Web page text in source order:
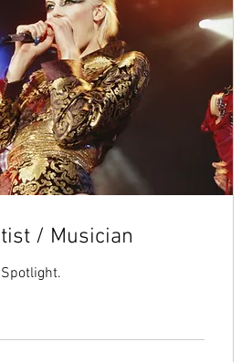
/ Musician